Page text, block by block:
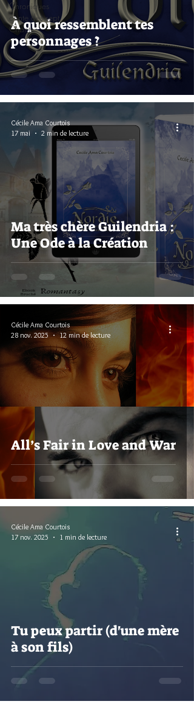
Chroniques
conte des sept
Chants
À quoi ressemblent tes
personnages ?
Ma très chère Guilendria :
Une Ode à la Création
Cécile Ama Courtois
17 mai
2 min de lecture
All’s Fair in Love and War
Cécile Ama Courtois
28 nov. 2025
12 min de lecture
Tu peux partir (d'une mère
à son fils)
Cécile Ama Courtois
17 nov. 2025
1 min de lecture